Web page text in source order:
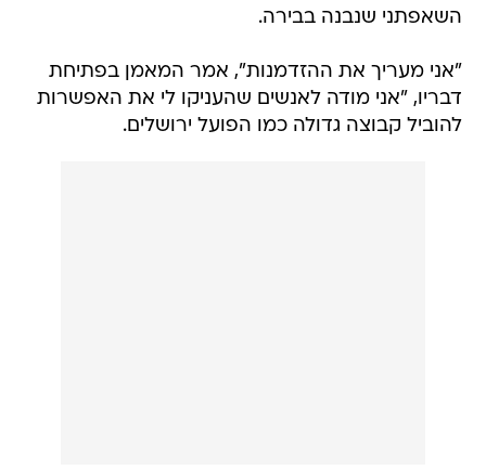
השאפתני שנבנה בבירה.
"אני מעריך את ההזדמנות", אמר המאמן בפתיחת
דבריו, "אני מודה לאנשים שהעניקו לי את האפשרות
להוביל קבוצה גדולה כמו הפועל ירושלים.